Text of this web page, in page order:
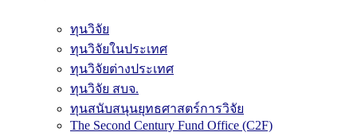
ทุนวิจัย
ทุนวิจัยในประเทศ
ทุนวิจัยต่างประเทศ
ทุนวิจัย สบจ.
ทุนสนับสนุนยุทธศาสตร์การวิจัย
The Second Century Fund Office (C2F)